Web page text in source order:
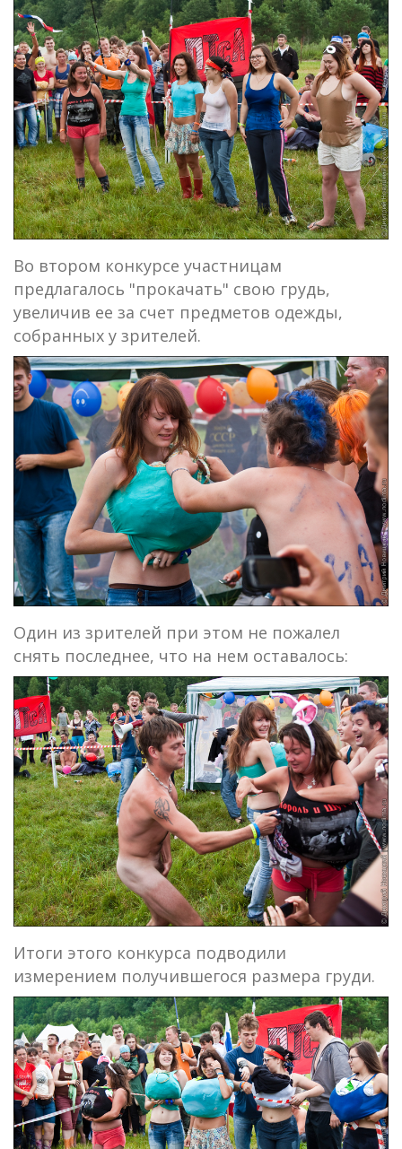
Во втором конкурсе участницам
предлагалось "прокачать" свою грудь,
увеличив ее за счет предметов одежды,
собранных у зрителей.
Один из зрителей при этом не пожалел
снять последнее, что на нем оставалось:
Итоги этого конкурса подводили
измерением получившегося размера груди.